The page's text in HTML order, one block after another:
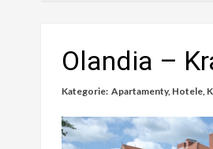
Olandia –
Kategorie: Apartamenty, Hotele,